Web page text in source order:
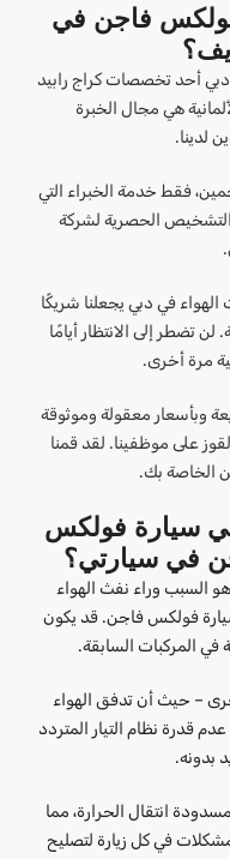
فاجن في
أحد تخصصات كراج رابيد
هي مجال الخبرة
لدينا.
فقط خدمة الخبراء التي
التشخيص الحصرية لشركة
في دبي يجعلنا شريكًا
تضطر إلى الانتظار أيامًا
مرة أخرى.
وبأسعار معقولة وموثوقة
على موظفينا. لقد قمنا
الخاصة بك.
في سيارة فولكس
في سيارتي؟
السبب وراء نفث الهواء
فولكس فاجن. قد يكون
المركبات السابقة.
– حيث أن تدفق الهواء
قدرة نظام التيار المتردد
بدونه.
انتقال الحرارة، مما
في كل زيارة لتصليح